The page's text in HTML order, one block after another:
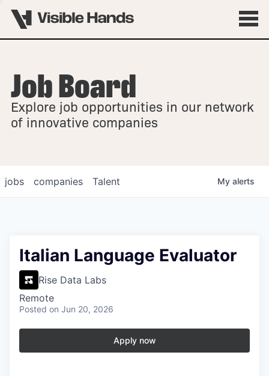
OVERVIEW
FELLOWSHIPS
Job Board
Explore job opportunities in our network
of innovative companies
jobs companies Talent My alerts
Italian Language Evaluator
Rise Data Labs
Remote
Posted on Jun 20, 2026
Apply now